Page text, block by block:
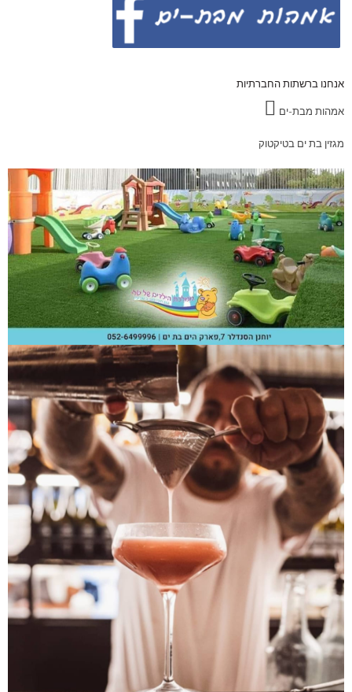
אנחנו ברשתות החברתיות
אמהות מבת-ים
מגזין בת ים בטיקטוק